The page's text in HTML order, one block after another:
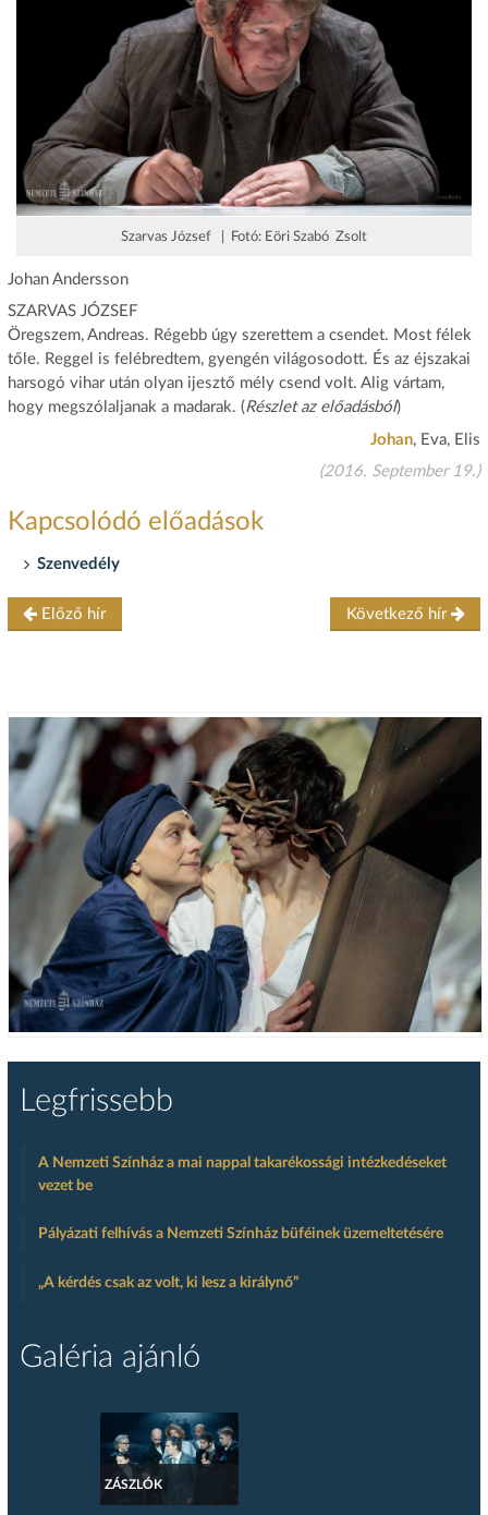
Szarvas József | Fotó: Eöri Szabó Zsolt
Johan Andersson
SZARVAS JÓZSEF
Öregszem, Andreas. Régebb úgy szerettem a csendet. Most félek
tőle. Reggel is felébredtem, gyengén világosodott. És az éjszakai
harsogó vihar után olyan ijesztő mély csend volt. Alig vártam,
hogy megszólaljanak a madarak. (Részlet az előadásból)
Johan, Eva, Elis
(2016. September 19.)
Kapcsolódó előadások
Szenvedély
Előző hír Következő hír
Legfrissebb
A Nemzeti Színház a mai nappal takarékossági intézkedéseket
vezet be
Pályázati felhívás a Nemzeti Színház büféinek üzemeltetésére
„A kérdés csak az volt, ki lesz a királynő”
Galéria ajánló
ZÁSZLÓK